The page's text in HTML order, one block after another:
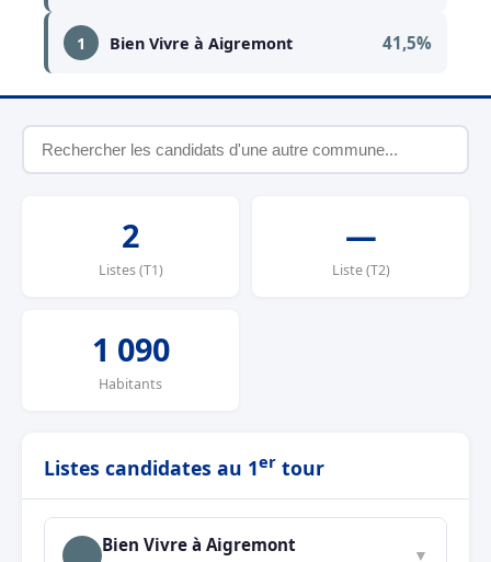
1 Bien Vivre à Aigremont 41,5%
2
Listes (T1)
—
Liste (T2)
1 090
Habitants
Listes candidates au 1er tour
Bien Vivre à Aigremont ▼